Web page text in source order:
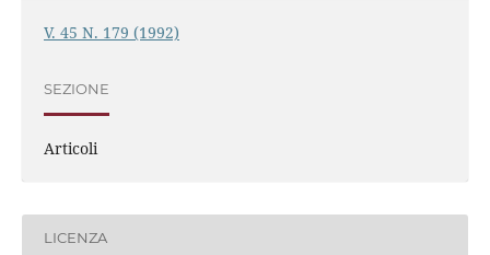
V. 45 N. 179 (1992)
SEZIONE
Articoli
LICENZA